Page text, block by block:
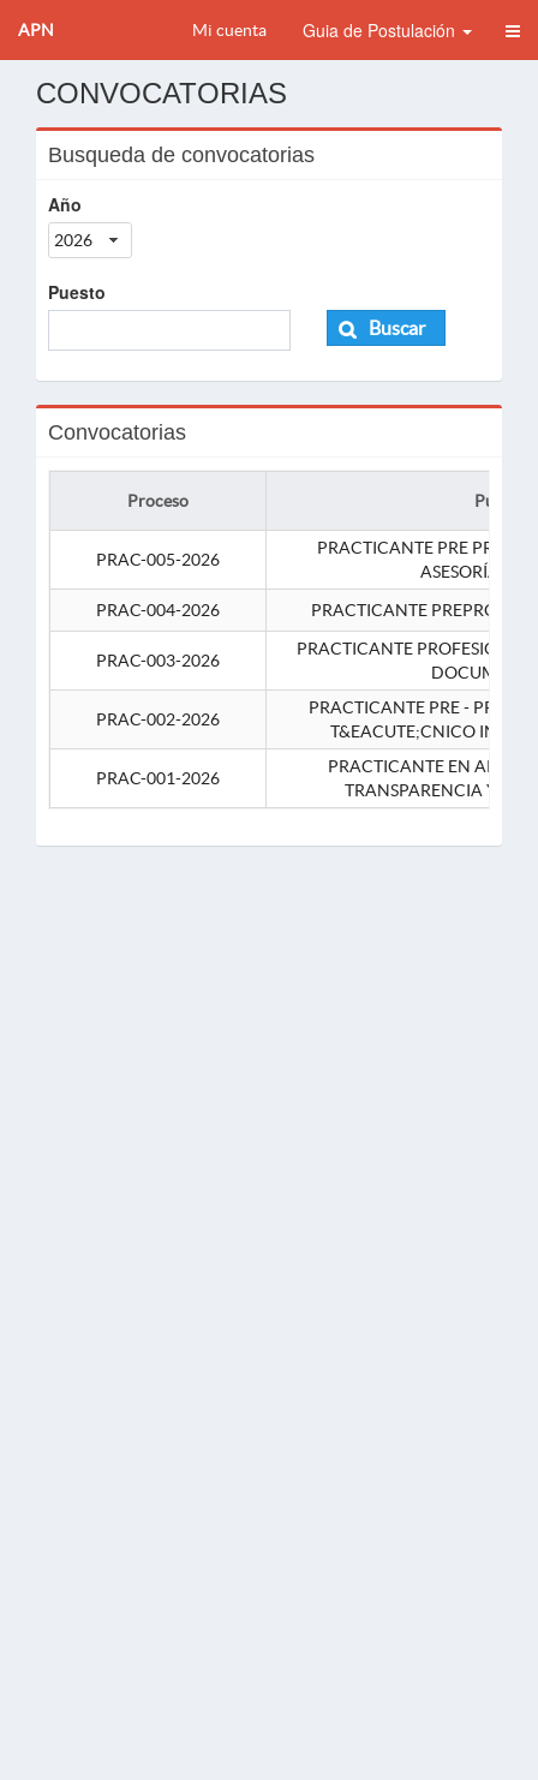
APN Mi cuenta Guia de Postulación
CONVOCATORIAS
Busqueda de convocatorias
Año
2026
Puesto
Buscar
Convocatorias
Proceso Puesto
PRAC-005-2026
PRACTICANTE PRE
ASESORÍA
PRAC-004-2026
PRACTICANTE
PRAC-003-2026
PRACTICANTE
PRAC-002-2026
PRACTICANTE PRE -
T&EACUTE;CNICO
PRAC-001-2026
PRACTICANTE EN APOYO
TRANSPARENCIA Y